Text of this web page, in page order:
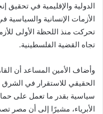
الدولية والإقليمية في تحقيق
الأزمات الإنسانية والسياسية
تحركت منذ اللحظة الأولى
تجاه القضية الفلسطينية.
وأضاف الأمين المساعد أن
الحقيقي للاستقرار في
سياسية بقدر ما تعمل على
الأبرياء، مشيرًا إلى أن مصر